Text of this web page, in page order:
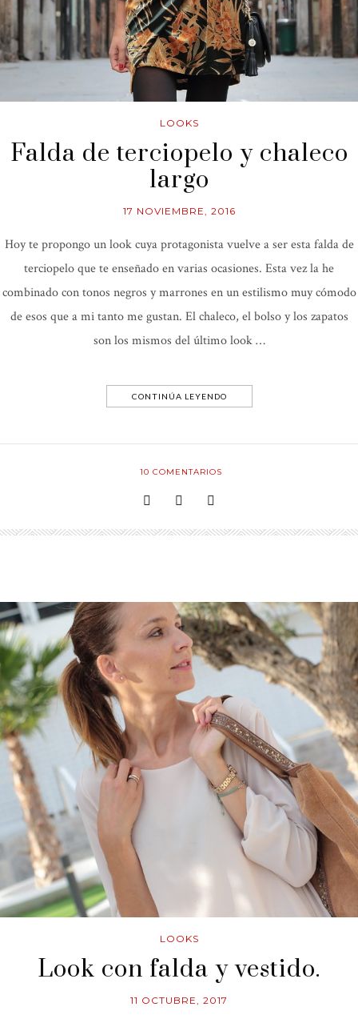
LOOKS
Falda de terciopelo y chaleco
largo
17 NOVIEMBRE, 2016
Hoy te propongo un look cuya protagonista vuelve a ser esta falda de
terciopelo que te enseñado en varias ocasiones. Esta vez la he
combinado con tonos negros y marrones en un estilismo muy cómodo
de esos que a mi tanto me gustan. El chaleco, el bolso y los zapatos
son los mismos del último look …
CONTINÚA LEYENDO
10 COMENTARIOS
LOOKS
Look con falda y vestido.
11 OCTUBRE, 2017